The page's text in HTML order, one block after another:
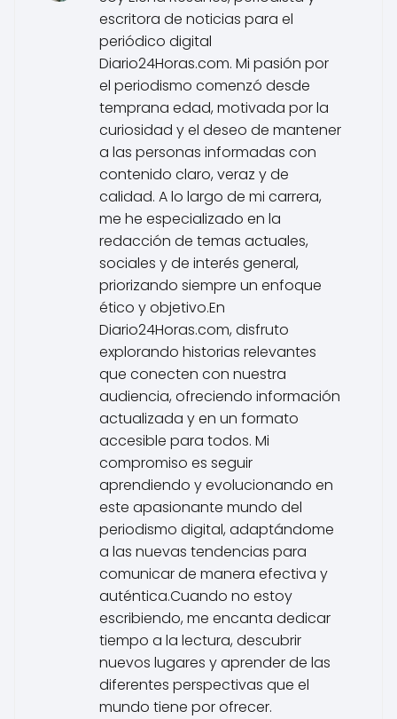
escritora de noticias para el
periódico digital
Diario24Horas.com. Mi pasión por
el periodismo comenzó desde
temprana edad, motivada por la
curiosidad y el deseo de mantener
a las personas informadas con
contenido claro, veraz y de
calidad. A lo largo de mi carrera,
me he especializado en la
redacción de temas actuales,
sociales y de interés general,
priorizando siempre un enfoque
ético y objetivo.En
Diario24Horas.com, disfruto
explorando historias relevantes
que conecten con nuestra
audiencia, ofreciendo información
actualizada y en un formato
accesible para todos. Mi
compromiso es seguir
aprendiendo y evolucionando en
este apasionante mundo del
periodismo digital, adaptándome
a las nuevas tendencias para
comunicar de manera efectiva y
auténtica.Cuando no estoy
escribiendo, me encanta dedicar
tiempo a la lectura, descubrir
nuevos lugares y aprender de las
diferentes perspectivas que el
mundo tiene por ofrecer.